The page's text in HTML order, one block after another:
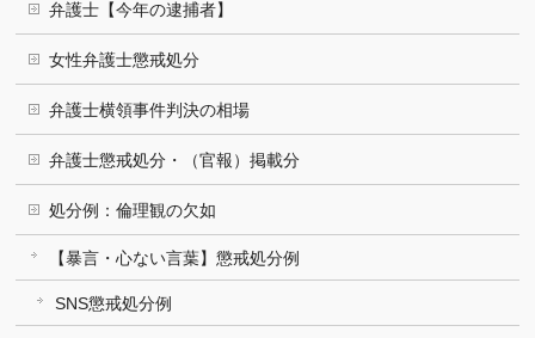
弁護士【今年の逮捕者】
女性弁護士懲戒処分
弁護士横領事件判決の相場
弁護士懲戒処分・（官報）掲載分
処分例：倫理観の欠如
【暴言・心ない言葉】懲戒処分例
SNS懲戒処分例